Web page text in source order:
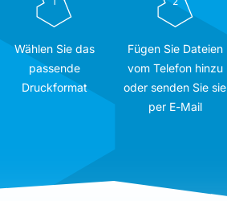
Wählen Sie das
passende
Druckformat
Fügen Sie Dateien
vom Telefon hinzu
oder senden Sie sie
per E-Mail